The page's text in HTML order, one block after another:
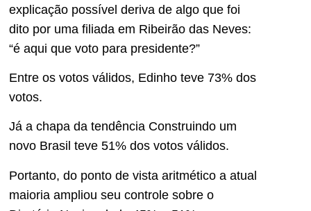
explicação possível deriva de algo que foi
dito por uma filiada em Ribeirão das Neves:
“é aqui que voto para presidente?”
Entre os votos válidos, Edinho teve 73% dos
votos.
Já a chapa da tendência Construindo um
novo Brasil teve 51% dos votos válidos.
Portanto, do ponto de vista aritmético a atual
maioria ampliou seu controle sobre o